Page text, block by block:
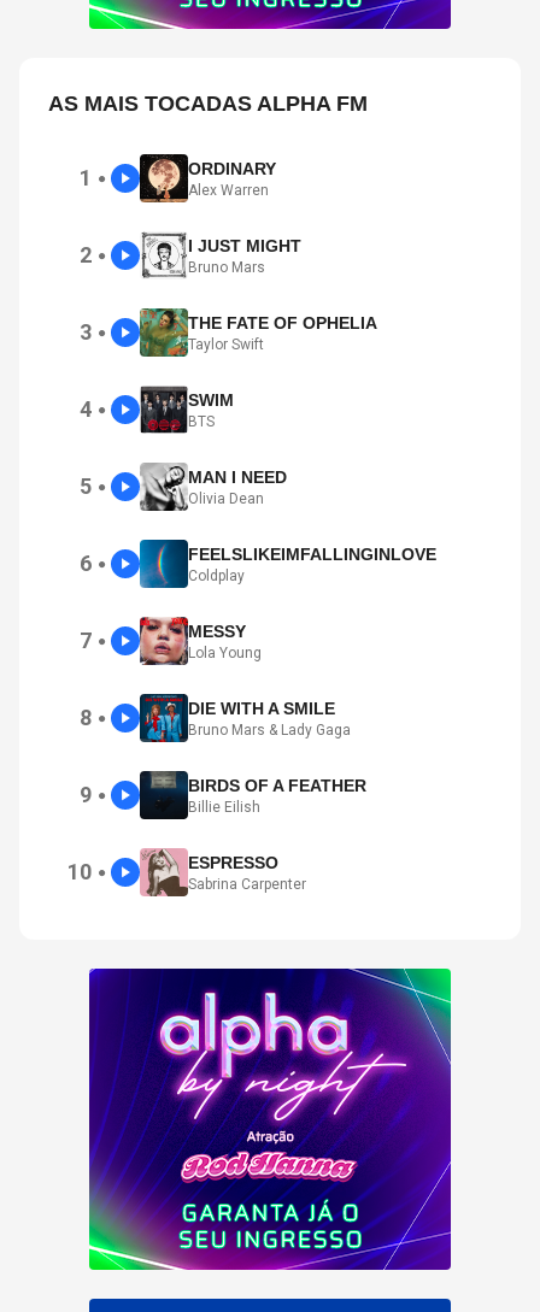
AS MAIS TOCADAS ALPHA FM
1 ● ORDINARY
Alex Warren
2 ● I JUST MIGHT
Bruno Mars
3 ● THE FATE OF OPHELIA
Taylor Swift
4 ● SWIM
BTS
5 ● MAN I NEED
Olivia Dean
6 ● FEELSLIKEIMFALLINGINLOVE
Coldplay
7 ● MESSY
Lola Young
8 ● DIE WITH A SMILE
Bruno Mars & Lady Gaga
9 ● BIRDS OF A FEATHER
Billie Eilish
10 ● ESPRESSO
Sabrina Carpenter